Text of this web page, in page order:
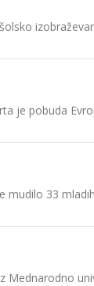
je pobuda
33